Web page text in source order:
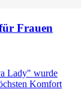
Frauen
Lady" wurde
Komfort